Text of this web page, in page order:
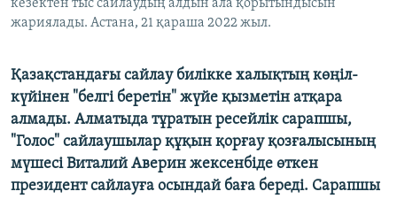
кезектен тыс сайлаудың алдын ала қорытындысын
жариялады. Астана, 21 қараша 2022 жыл.
Қазақстандағы сайлау билікке халықтың көңіл-
күйінен "белгі беретін" жүйе қызметін атқара
алмады. Алматыда тұратын ресейлік сарапшы,
"Голос" сайлаушылар құқын қорғау қозғалысының
мүшесі Виталий Аверин жексенбіде өткен
президент сайлауға осындай баға береді. Сарапшы